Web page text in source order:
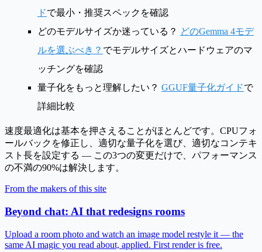
ドで最小・推奨スペックを確認
どのモデルサイズか迷っている？ どのGemma 4モデ
ルを選ぶべき？ でモデルサイズとハードウェアのマ
ッチングを確認
量子化をもっと理解したい？ GGUF量子化ガイドで
詳細比較
速度最適化は基本を押さえることがほとんどです。CPUフォ
ールバックを修正し、適切な量子化を選び、適切なコンテキ
スト長を設定する — この3つの変更だけで、パフォーマンス
の不満の90%は解決します。
From the makers of this site
Beyond chat: AI that redesigns rooms
Upload a room photo and watch an image model restyle it — the
same AI magic you read about, applied. First render is free.